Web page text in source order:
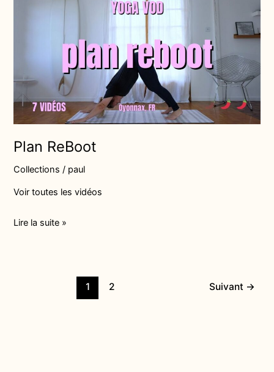
Plan ReBoot
Collections / paul
Voir toutes les vidéos
Lire la suite »
1 2 Suivant →